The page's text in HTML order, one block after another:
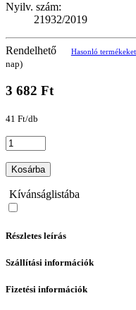
Nyilv. szám:
21932/2019
Rendelhető Hasonló
nap)
3 682 Ft
41 Ft/db
Kosárba
Kívánságlistába
Részletes leírás
Szállítási információk
Fizetési információk